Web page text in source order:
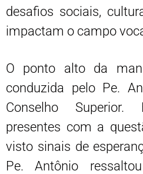
desafios sociais,
impactam o campo
O ponto alto da
conduzida pelo Pe.
Conselho
presentes com a
visto sinais de
Pe. Antônio